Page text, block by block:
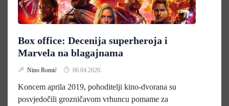
Box office: Decenija superheroja i
Marvela na blagajnama
Nino Romić 06.04.2020.
Koncem aprila 2019, pohoditelji kino-dvorana su
posvjedočili grozničavom vrhuncu pomame za